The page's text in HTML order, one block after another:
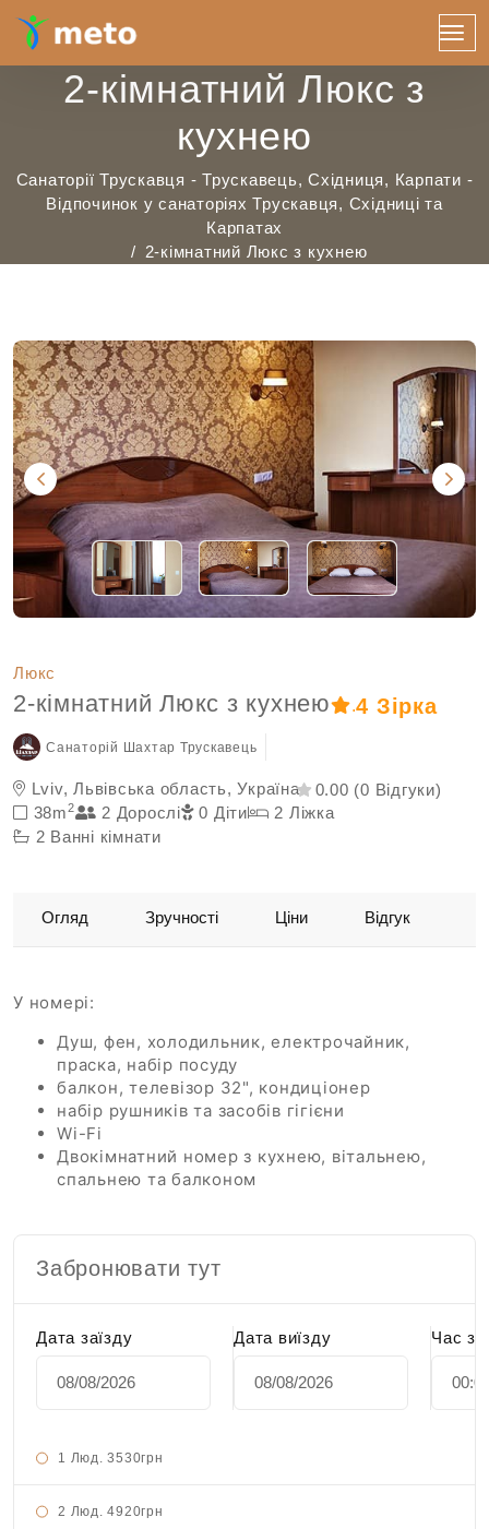
2-кімнатний Люкс з
кухнею
Санаторії Трускавця - Трускавець, Східниця, Карпати -
Відпочинок у санаторіях Трускавця, Східниці та
Карпатах
2-кімнатний Люкс з кухнею
Люкс
2-кімнатний Люкс з кухнею .4 Зірка
Санаторій Шахтар Трускавець
Lviv, Львівська область, Україна
0.00 (0 Відгуки)
38m2 2 Дорослі 0 Діти
2 Ліжка
2 Ванні кімнати
Огляд Зручності Ціни Відгук
У номері:
Душ, фен, холодильник, електрочайник,
праска, набір посуду
балкон, телевізор 32", кондиціонер
набір рушників та засобів гігієни
Wi-Fi
Двокімнатний номер з кухнею, вітальнею,
спальнею та балконом
Забронювати тут
Дата заїзду Дата виїзду Час
1 Люд. 3530грн
2 Люд. 4920грн